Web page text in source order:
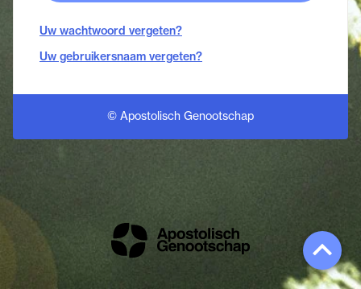
Uw wachtwoord vergeten?
Uw gebruikersnaam vergeten?
© Apostolisch Genootschap